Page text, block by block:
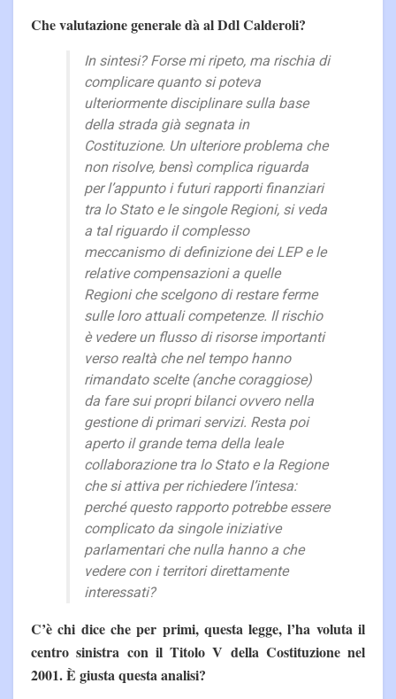
Che valutazione generale dà al Ddl Calderoli?
In sintesi? Forse mi ripeto, ma rischia di
complicare quanto si poteva
ulteriormente disciplinare sulla base
della strada già segnata in
Costituzione. Un ulteriore problema che
non risolve, bensì complica riguarda
per l’appunto i futuri rapporti finanziari
tra lo Stato e le singole Regioni, si veda
a tal riguardo il complesso
meccanismo di definizione dei LEP e le
relative compensazioni a quelle
Regioni che scelgono di restare ferme
sulle loro attuali competenze. Il rischio
è vedere un flusso di risorse importanti
verso realtà che nel tempo hanno
rimandato scelte (anche coraggiose)
da fare sui propri bilanci ovvero nella
gestione di primari servizi. Resta poi
aperto il grande tema della leale
collaborazione tra lo Stato e la Regione
che si attiva per richiedere l’intesa:
perché questo rapporto potrebbe essere
complicato da singole iniziative
parlamentari che nulla hanno a che
vedere con i territori direttamente
interessati?
C’è chi dice che per primi, questa legge, l’ha voluta il
centro sinistra con il Titolo V della Costituzione nel
2001. È giusta questa analisi?